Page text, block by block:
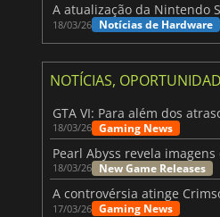
18/03/26 Notícias de Hardware
NOTÍCIAS,
18/03/26 Gaming News
18/03/26 New Game Releases
17/03/26 Gaming News